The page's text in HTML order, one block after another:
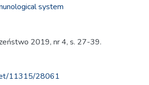
system
2019, nr 4, s. 27-39.
11315/28061